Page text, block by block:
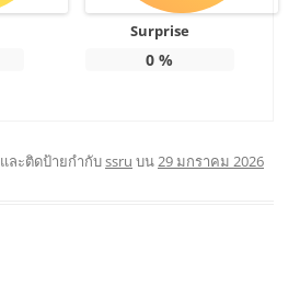
Surprise
0 %
และติดป้ายกำกับssru บน29 มกราคม 2026